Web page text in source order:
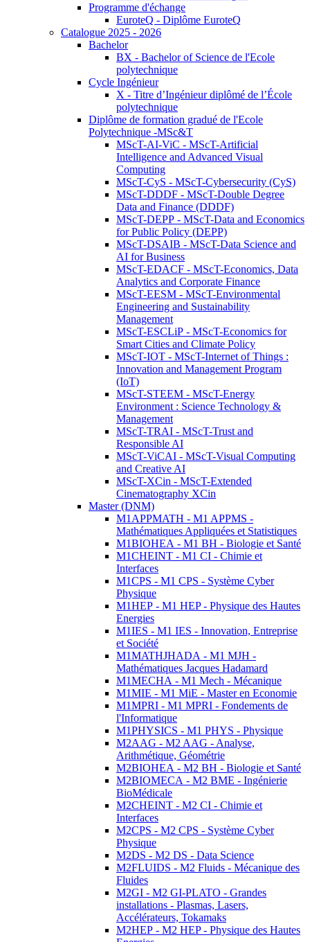
Programme d'échange
EuroteQ - Diplôme EuroteQ
Catalogue 2025 - 2026
Bachelor
BX - Bachelor of Science de l'Ecole
polytechnique
Cycle Ingénieur
X - Titre d’Ingénieur diplômé de l’École
polytechnique
Diplôme de formation gradué de l'Ecole
Polytechnique -MSc&T
MScT-AI-ViC - MScT-Artificial
Intelligence and Advanced Visual
Computing
MScT-CyS - MScT-Cybersecurity (CyS)
MScT-DDDF - MScT-Double Degree
Data and Finance (DDDF)
MScT-DEPP - MScT-Data and Economics
for Public Policy (DEPP)
MScT-DSAIB - MScT-Data Science and
AI for Business
MScT-EDACF - MScT-Economics, Data
Analytics and Corporate Finance
MScT-EESM - MScT-Environmental
Engineering and Sustainability
Management
MScT-ESCLiP - MScT-Economics for
Smart Cities and Climate Policy
MScT-IOT - MScT-Internet of Things :
Innovation and Management Program
(IoT)
MScT-STEEM - MScT-Energy
Environment : Science Technology &
Management
MScT-TRAI - MScT-Trust and
Responsible AI
MScT-ViCAI - MScT-Visual Computing
and Creative AI
MScT-XCin - MScT-Extended
Cinematography XCin
Master (DNM)
M1APPMATH - M1 APPMS -
Mathématiques Appliquées et Statistiques
M1BIOHEA - M1 BH - Biologie et Santé
M1CHEINT - M1 CI - Chimie et
Interfaces
M1CPS - M1 CPS - Système Cyber
Physique
M1HEP - M1 HEP - Physique des Hautes
Energies
M1IES - M1 IES - Innovation, Entreprise
et Société
M1MATHJHADA - M1 MJH -
Mathématiques Jacques Hadamard
M1MECHA - M1 Mech - Mécanique
M1MIE - M1 MiE - Master en Economie
M1MPRI - M1 MPRI - Fondements de
l'Informatique
M1PHYSICS - M1 PHYS - Physique
M2AAG - M2 AAG - Analyse,
Arithmétique, Géométrie
M2BIOHEA - M2 BH - Biologie et Santé
M2BIOMECA - M2 BME - Ingénierie
BioMédicale
M2CHEINT - M2 CI - Chimie et
Interfaces
M2CPS - M2 CPS - Système Cyber
Physique
M2DS - M2 DS - Data Science
M2FLUIDS - M2 Fluids - Mécanique des
Fluides
M2GI - M2 GI-PLATO - Grandes
installations - Plasmas, Lasers,
Accélérateurs, Tokamaks
M2HEP - M2 HEP - Physique des Hautes